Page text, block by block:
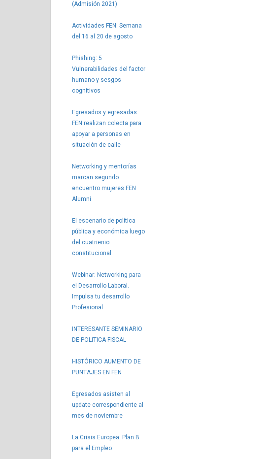
(Admisión 2021)
Actividades FEN: Semana
del 16 al 20 de agosto
Phishing: 5
Vulnerabilidades del factor
humano y sesgos
cognitivos
Egresados y egresadas
FEN realizan colecta para
apoyar a personas en
situación de calle
Networking y mentorías
marcan segundo
encuentro mujeres FEN
Alumni
El escenario de política
pública y económica luego
del cuatrienio
constitucional
Webinar: Networking para
el Desarrollo Laboral.
Impulsa tu desarrollo
Profesional
INTERESANTE SEMINARIO
DE POLITICA FISCAL
HISTÓRICO AUMENTO DE
PUNTAJES EN FEN
Egresados asisten al
update correspondiente al
mes de noviembre
La Crisis Europea: Plan B
para el Empleo